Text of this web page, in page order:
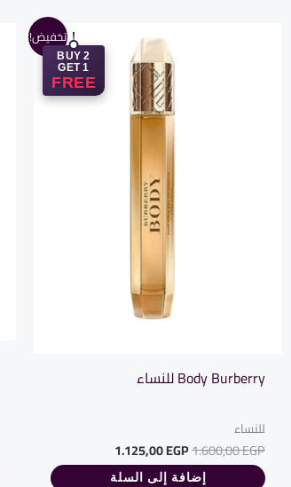
تخفيض!
BUY 2
GET 1
FREE
Body Burberry للنساء
للنساء
1.600,00EGP
الأصلي
هو:
1.600,00 EGP.
1.125,00EGP
الحالي
1.125,00 EGP.
إضافة إلى السلة